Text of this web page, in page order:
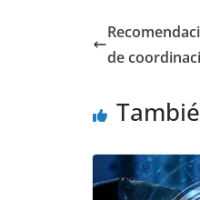
de